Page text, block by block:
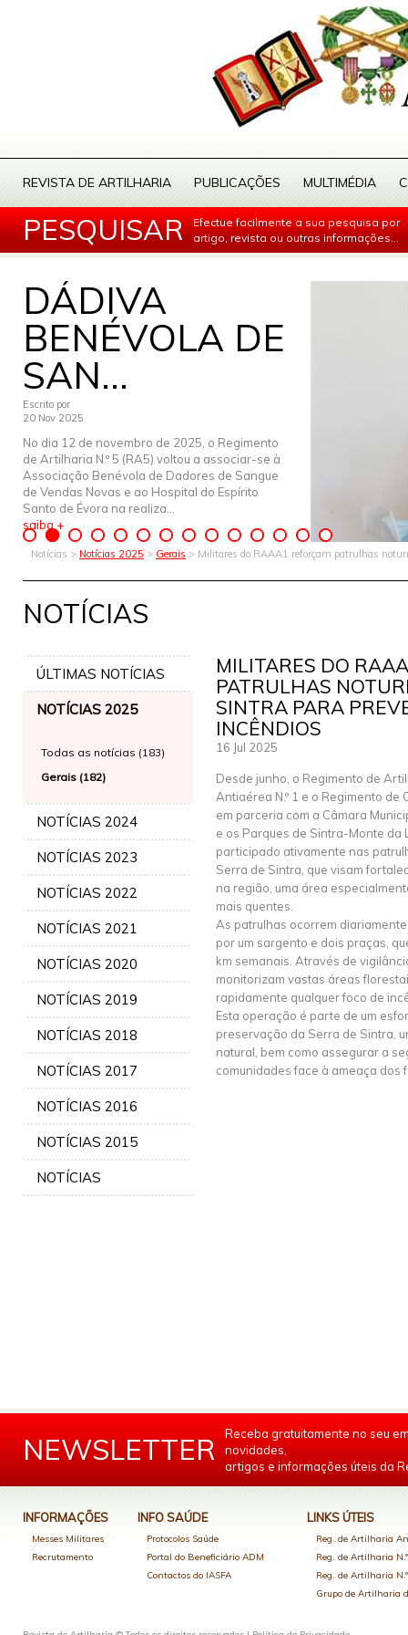
REVISTA DE ARTILHARIA PUBLICAÇÕES MULTIMÉDIA
PESQUISAR
Efectue facilmente a sua pesquisa por
artigo, revista ou outras informações...
DÁDIVA
BENÉVOLA DE
SAN...
Escrito por
20 Nov 2025
No dia 12 de novembro de 2025, o Regimento
de Artilharia N.º 5 (RA5) voltou a associar-se à
Associação Benévola de Dadores de Sangue
de Vendas Novas e ao Hospital do Espírito
Santo de Évora na realiza...
saiba +
Notícias > Notícias 2025 > Gerais > Militares do RAAA1 reforçam patrulhas
NOTÍCIAS
ÚLTIMAS NOTÍCIAS
NOTÍCIAS 2025
Todas as notícias (183)
Gerais (182)
NOTÍCIAS 2024
NOTÍCIAS 2023
NOTÍCIAS 2022
NOTÍCIAS 2021
NOTÍCIAS 2020
NOTÍCIAS 2019
NOTÍCIAS 2018
NOTÍCIAS 2017
NOTÍCIAS 2016
NOTÍCIAS 2015
NOTÍCIAS
MILITARES DO
PATRULHAS
SINTRA PARA
INCÊNDIOS
16 Jul 2025
Desde junho, o Regimento de
Antiaérea N.º 1 e o Regimento de
em parceria com a Câmara
e os Parques de Sintra-Monte da
participado ativamente nas
Serra de Sintra, que visam
na região, uma área
mais quentes.
As patrulhas ocorrem
por um sargento e dois praças,
km semanais. Através de
monitorizam vastas áreas
rapidamente qualquer foco de
Esta operação é parte de um
preservação da Serra de Sintra,
natural, bem como assegurar a
comunidades face à ameaça dos
NEWSLETTER
Receba gratuitamente no seu
novidades,
artigos e informações úteis da
INFORMAÇÕES
Messes Militares
Recrutamento
INFO SAÚDE
Protocolos Saúde
Portal do Beneficiário ADM
Contactos do IASFA
LINKS ÚTEIS
Reg. de Artilharia
Reg. de Artilharia
Reg. de Artilharia
Grupo de Artilharia